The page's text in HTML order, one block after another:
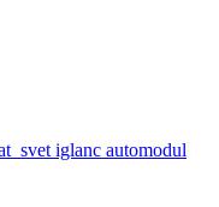
iglanc automodul